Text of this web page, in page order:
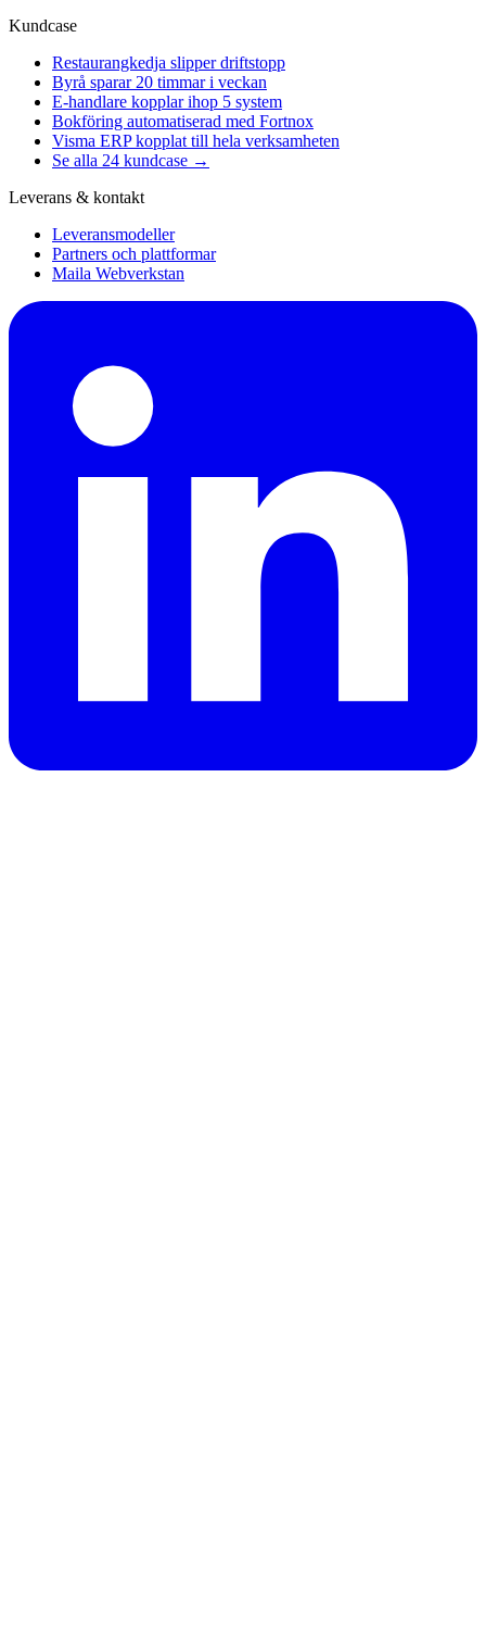
Kundcase
Restaurangkedja slipper driftstopp
Byrå sparar 20 timmar i veckan
E-handlare kopplar ihop 5 system
Bokföring automatiserad med Fortnox
Visma ERP kopplat till hela verksamheten
Se alla 24 kundcase →
Leverans & kontakt
Leveransmodeller
Partners och plattformar
Maila Webverkstan